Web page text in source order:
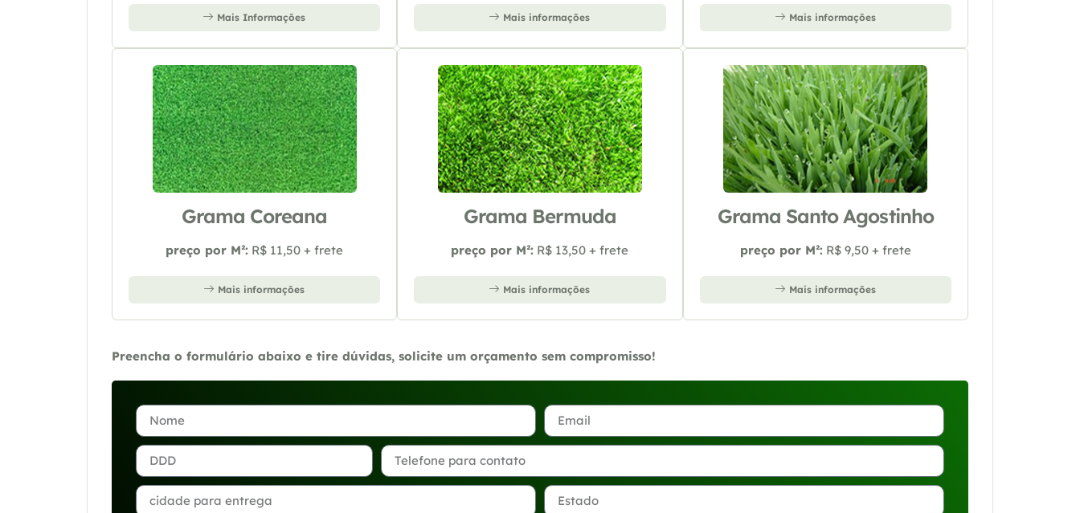
Mais Informações Mais informações Mais informações
Grama Coreana
preço por M²: R$ 11,50 + frete
Mais informações
Grama Bermuda
preço por M²: R$ 13,50 + frete
Mais informações
Grama Santo Agostinho
preço por M²: R$ 9,50 + frete
Mais informações
Preencha o formulário abaixo e tire dúvidas, solicite um orçamento sem compromisso!